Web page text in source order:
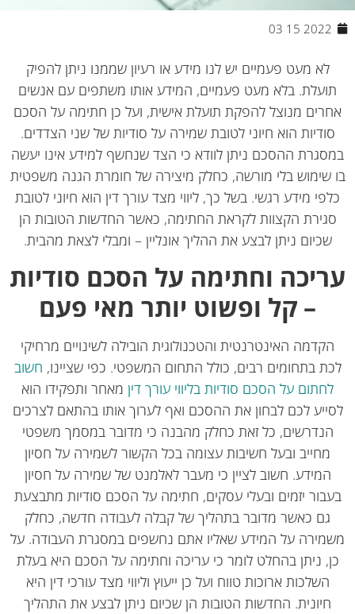
2022 15 03
לא מעט פעמיים יש לנו מידע או רעיון שממנו ניתן להפיק
בלא מעט פעמיים, המידע אותו משתפים עם אנשים
מנוצל להפקת תועלת אישית, ועל כן חתימה על הסכם
הוא חיוני לטובת שמירה על סודיות של שני הצדדים.
ההסכם ניתן לוודא כי הצד שנחשף למידע אינו יעשה
שימוש בלי מורשה, כחלק מיצירה של חומרת הגנה משפטית
מידע רגשי. בשל כך, ליווי מצד עורך דין הוא חיוני לטובת
הקצוות לקראת החתימה, כאשר החדשות הטובות הן
שכיום ניתן לבצע את ההליך אונליין – ומבלי לצאת מהבית.
וחתימה על הסכם סודיות
– קל ופשוט יותר מאי פעם
האינטרנטית והטכנולוגית הובילה לשינויים מרחיקי
בתחומים רבים, כולל התחום המשפטי. כפי שציינו,חשוב
לחתום על הסכם סודיות בליווי עורך דיןמאחר ותפקידו הוא
לכם לבחון את ההסכם ואף לערוך אותו בהתאם לצרכים
הנדרשים, כל זאת כחלק מהבנה כי מדובר במסמך משפטי
מחייב ובעל חשיבות עצומה בכל הקשור לשמירה על חסיון
המידע. חשוב לציין כי מעבר לאלמנט של שמירה על חסיון
יזמים ובעלי עסקים, חתימה על הסכם סודיות מתבצעת
גם כאשר מדובר בתהליך של קבלה לעבודה חדשה, כחלק
על המידע שאליו אתם נחשפים במסגרת העבודה. על
ניתן בהחלט לומר כי עריכה וחתימה על הסכם היא בעלת
השלכות ארוכות טווח ועל כן ייעוץ וליווי מצד עורכי דין היא
חיונית. החדשות הטובות הן שכיום ניתן לבצע את התהליך